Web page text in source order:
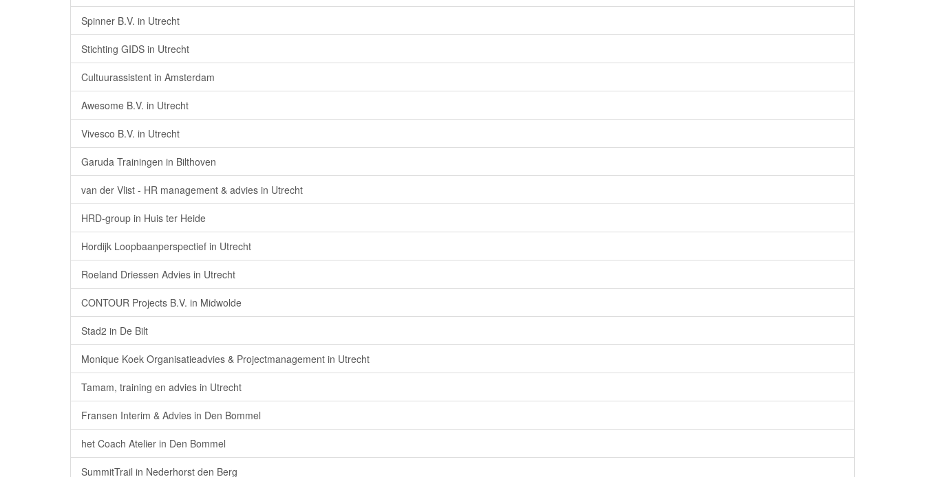
Spinner B.V. in Utrecht
Stichting GIDS in Utrecht
Cultuurassistent in Amsterdam
Awesome B.V. in Utrecht
Vivesco B.V. in Utrecht
Garuda Trainingen in Bilthoven
van der Vlist - HR management & advies in Utrecht
HRD-group in Huis ter Heide
Hordijk Loopbaanperspectief in Utrecht
Roeland Driessen Advies in Utrecht
CONTOUR Projects B.V. in Midwolde
Stad2 in De Bilt
Monique Koek Organisatieadvies & Projectmanagement in Utrecht
Tamam, training en advies in Utrecht
Fransen Interim & Advies in Den Bommel
het Coach Atelier in Den Bommel
SummitTrail in Nederhorst den Berg